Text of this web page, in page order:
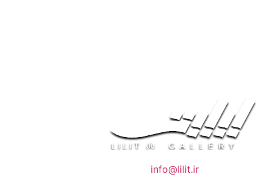
info@lilit.ir